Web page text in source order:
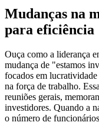
Mudanças na
para eficiência
Ouça como a liderança
mudança de "estamos
focados em
na força de trabalho.
reuniões gerais,
investidores. Quando a
o número de